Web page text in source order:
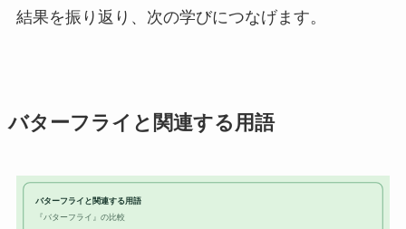
結果を振り返り、次の学びにつなげます。
バターフライと関連する用語
バターフライと関連する用語
『バターフライ』の比較